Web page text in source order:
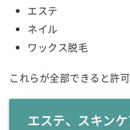
エステ
ネイル
ワックス脱毛
これらが全部できると許
エステ、スキン